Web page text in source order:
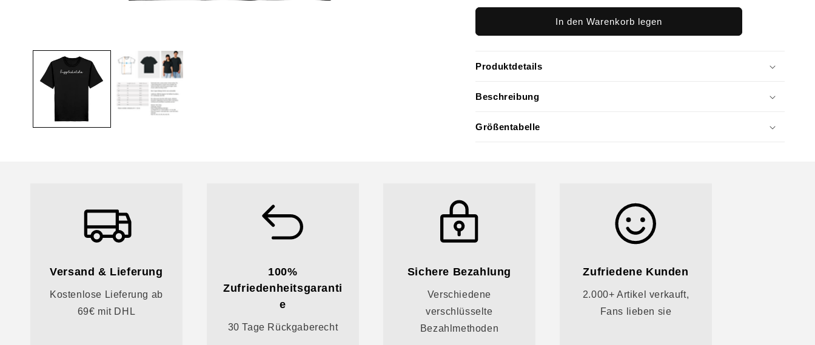
In den Warenkorb legen
Produktdetails
Beschreibung
Größentabelle
Versand & Lieferung
Kostenlose Lieferung ab
69€ mit DHL
100%
Zufriedenheitsgaranti
e
30 Tage Rückgaberecht
Sichere Bezahlung
Verschiedene
verschlüsselte
Bezahlmethoden
Zufriedene Kunden
2.000+ Artikel verkauft,
Fans lieben sie